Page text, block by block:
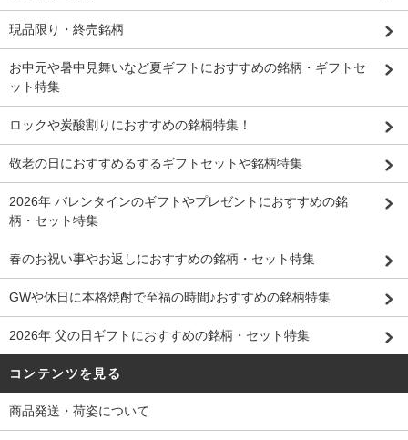
現品限り・終売銘柄
お中元や暑中見舞いなど夏ギフトにおすすめの銘柄・ギフトセ
ット特集
ロックや炭酸割りにおすすめの銘柄特集！
敬老の日におすすめるするギフトセットや銘柄特集
2026年 バレンタインのギフトやプレゼントにおすすめの銘
柄・セット特集
春のお祝い事やお返しにおすすめの銘柄・セット特集
GWや休日に本格焼酎で至福の時間♪おすすめの銘柄特集
2026年 父の日ギフトにおすすめの銘柄・セット特集
コンテンツを見る
商品発送・荷姿について